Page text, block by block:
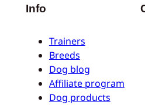
Info
Trainers
Breeds
Dog blog
Affiliate program
Dog products